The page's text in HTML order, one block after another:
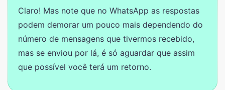
Claro! Mas note que no WhatsApp as respostas
podem demorar um pouco mais dependendo do
número de mensagens que tivermos recebido,
mas se enviou por lá, é só aguardar que assim
que possível você terá um retorno.